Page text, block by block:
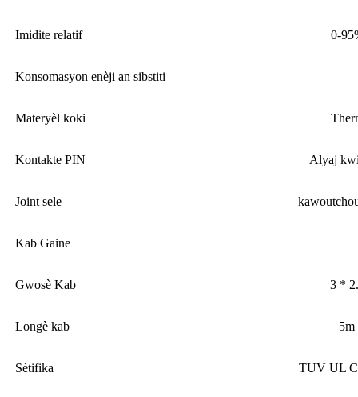
Imidite relatif 0-
Konsomasyon enèji an sibstiti
Materyèl koki
Kontakte PIN Alyaj
Joint sele
Kab Gaine
Gwosè Kab 3 *
Longè kab 5m
Sètifika TUV UL